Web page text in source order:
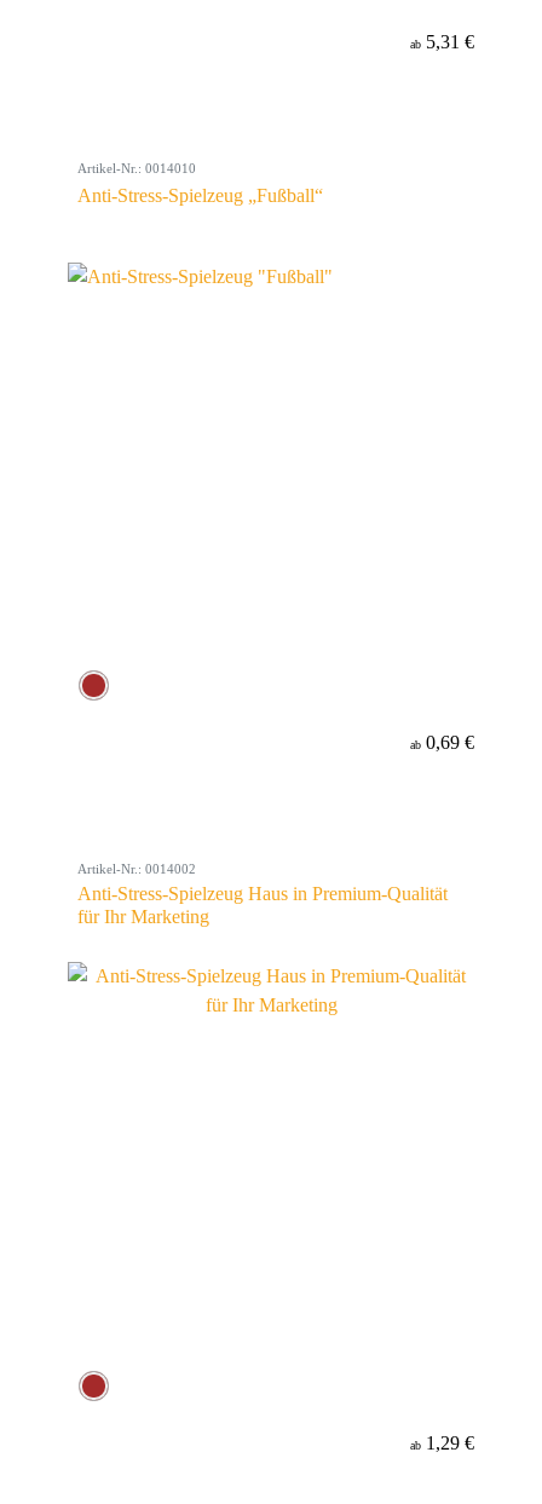
ab 5,31 €
Artikel-Nr.: 0014010
Anti-Stress-Spielzeug „Fußball“
ab 0,69 €
Artikel-Nr.: 0014002
Anti-Stress-Spielzeug Haus in Premium-Qualität
für Ihr Marketing
ab 1,29 €